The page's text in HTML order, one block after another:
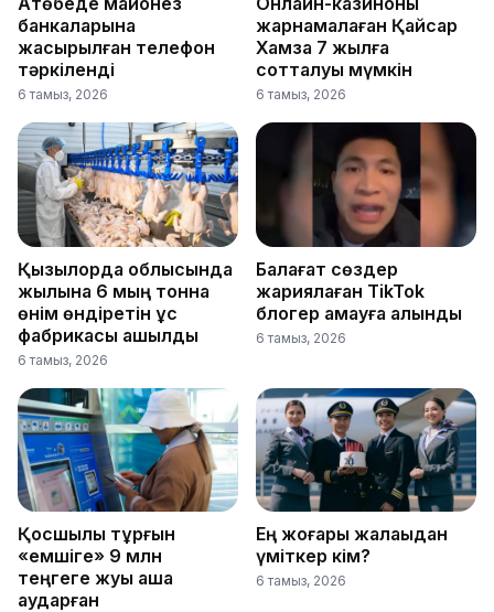
банкаларына
жасырылған телефон
тәркіленді
6 тамыз, 2026
жарнамалаған Қайсар
Хамза 7 жылға
сотталуы мүмкін
6 тамыз, 2026
Қызылорда облысында
жылына 6 мың тонна
өнім өндіретін құс
фабрикасы ашылды
6 тамыз, 2026
Балағат сөздер
жариялаған TikTok
блогер қамауға алынды
6 тамыз, 2026
Қосшылық тұрғын
«емшіге» 9 млн
теңгеге жуық ақша
аударған
Ең жоғары жалақыдан
үміткер кім?
6 тамыз, 2026